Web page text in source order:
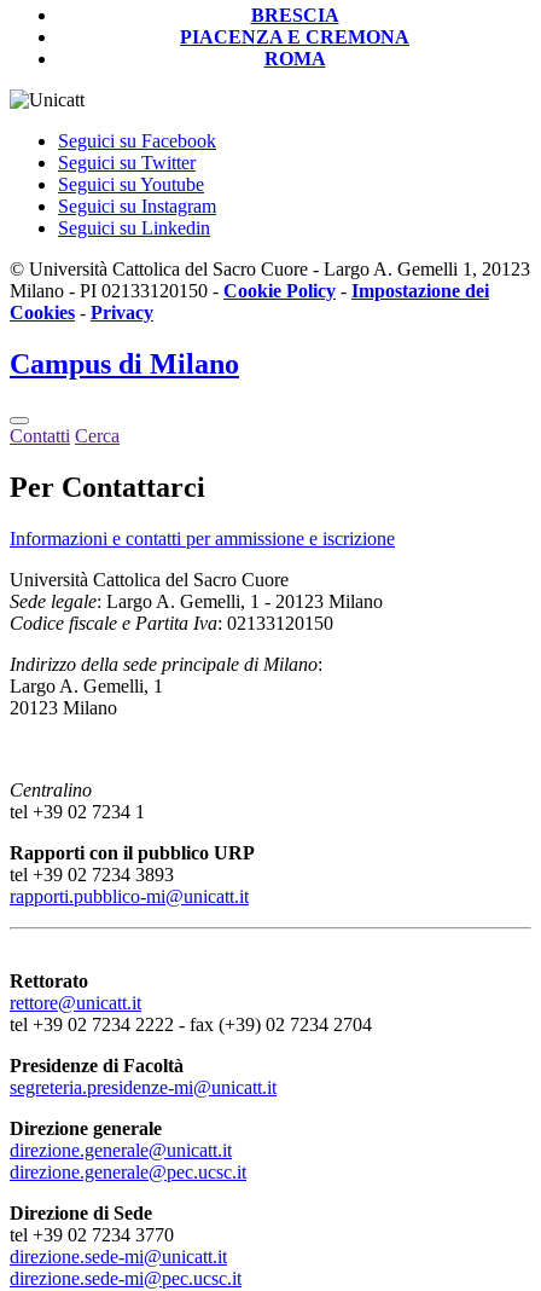
BRESCIA
PIACENZA E CREMONA
ROMA
Seguici su Facebook
Seguici su Twitter
Seguici su Youtube
Seguici su Instagram
Seguici su Linkedin
© Università Cattolica del Sacro Cuore - Largo A. Gemelli 1, 20123
Milano - PI 02133120150 - Cookie Policy - Impostazione dei
Cookies - Privacy
Campus di Milano
Contatti Cerca
Per Contattarci
Informazioni e contatti per ammissione e iscrizione
Università Cattolica del Sacro Cuore
Sede legale: Largo A. Gemelli, 1 - 20123 Milano
Codice fiscale e Partita Iva: 02133120150
Indirizzo della sede principale di Milano:
Largo A. Gemelli, 1
20123 Milano
Centralino
tel +39 02 7234 1
Rapporti con il pubblico URP
tel +39 02 7234 3893
rapporti.pubblico-mi@unicatt.it
Rettorato
rettore@unicatt.it
tel +39 02 7234 2222 - fax (+39) 02 7234 2704
Presidenze di Facoltà
segreteria.presidenze-mi@unicatt.it
Direzione generale
direzione.generale@unicatt.it
direzione.generale@pec.ucsc.it
Direzione di Sede
tel +39 02 7234 3770
direzione.sede-mi@unicatt.it
direzione.sede-mi@pec.ucsc.it